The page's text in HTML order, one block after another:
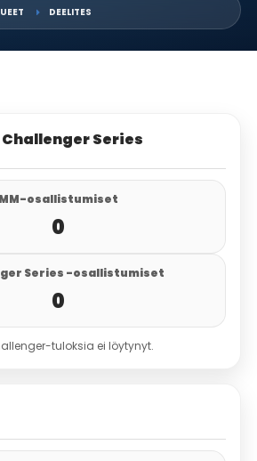
DEELITES
Series
MM-osallistumiset
0
Series -osallistumiset
0
tuloksia ei löytynyt.